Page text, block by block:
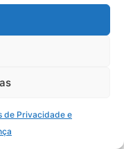
de Privacidade e
a clara
as partes
humana),
pode ser